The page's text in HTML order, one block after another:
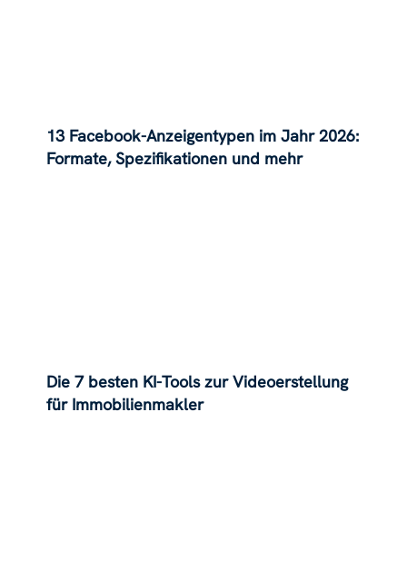
13 Facebook-Anzeigentypen im Jahr 2026:
Formate, Spezifikationen und mehr
Die 7 besten KI-Tools zur Videoerstellung
für Immobilienmakler